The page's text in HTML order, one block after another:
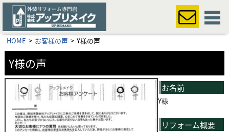
HOME お客様の声 Y様の声
Y様の声
お名前
Y様
リフォーム概要